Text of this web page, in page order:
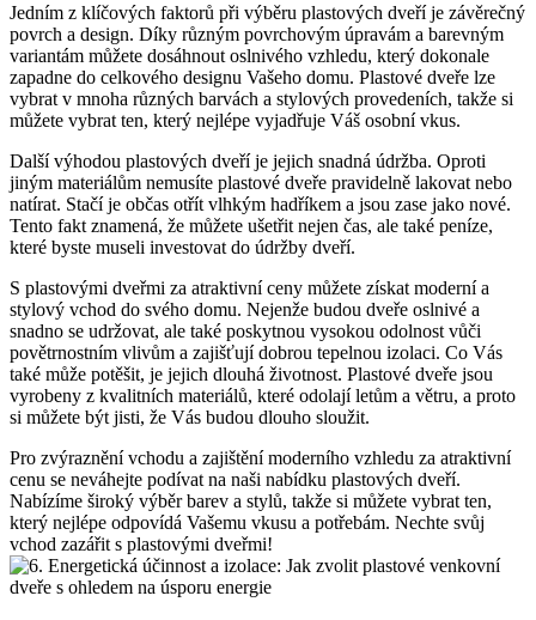
Jedním z klíčových faktorů při výběru plastových dveří je závěrečný
povrch a design. Díky různým povrchovým úpravám a barevným
variantám můžete dosáhnout oslnivého vzhledu, který dokonale
zapadne do celkového designu Vašeho domu. Plastové dveře lze
vybrat v mnoha různých barvách a stylových provedeních, takže si
můžete vybrat ten, který nejlépe vyjadřuje Váš osobní vkus.
Další výhodou plastových dveří je jejich snadná údržba. Oproti
jiným materiálům nemusíte plastové dveře pravidelně lakovat nebo
natírat. Stačí je občas otřít vlhkým hadříkem a jsou zase jako nové.
Tento fakt znamená, že můžete ušetřit nejen čas, ale také peníze,
které byste museli investovat do údržby dveří.
S plastovými dveřmi za atraktivní ceny můžete získat moderní a
stylový vchod do svého domu. Nejenže budou dveře oslnivé a
snadno se udržovat, ale také poskytnou vysokou odolnost vůči
povětrnostním vlivům a zajišťují dobrou tepelnou izolaci. Co Vás
také může potěšit, je jejich dlouhá životnost. Plastové dveře jsou
vyrobeny z kvalitních materiálů, které odolají letům a větru, a proto
si můžete být jisti, že Vás budou dlouho sloužit.
Pro zvýraznění vchodu a zajištění moderního vzhledu za atraktivní
cenu se neváhejte podívat na naši nabídku plastových dveří.
Nabízíme široký výběr barev a stylů, takže si můžete vybrat ten,
který nejlépe odpovídá Vašemu vkusu a potřebám. Nechte svůj
vchod zazářit s plastovými dveřmi!